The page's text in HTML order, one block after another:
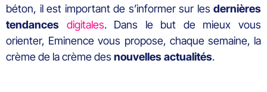
béton, il est important de s’informer sur les dernières
tendances digitales. Dans le but de mieux vous
orienter, Eminence vous propose, chaque semaine, la
crème de la crème des nouvelles actualités.